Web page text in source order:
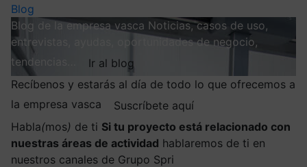
Blog
Blog de la empresa vasca Noticias, casos de uso,
entrevistas, ayudas, oportunidades de negocio,
tendencias…
Ir al blog
Recíbenos y estarás al día de todo lo que ofrecemos a
la empresa vasca
Suscríbete aquí
Habla(mos) de ti Si tu proyecto está relacionado con
nuestras áreas de actividad hablaremos de ti en
nuestros canales de Grupo Spri